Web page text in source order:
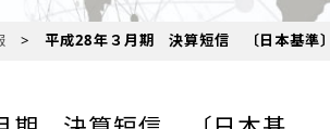
平成28年３月期 決算短信 〔日本基準